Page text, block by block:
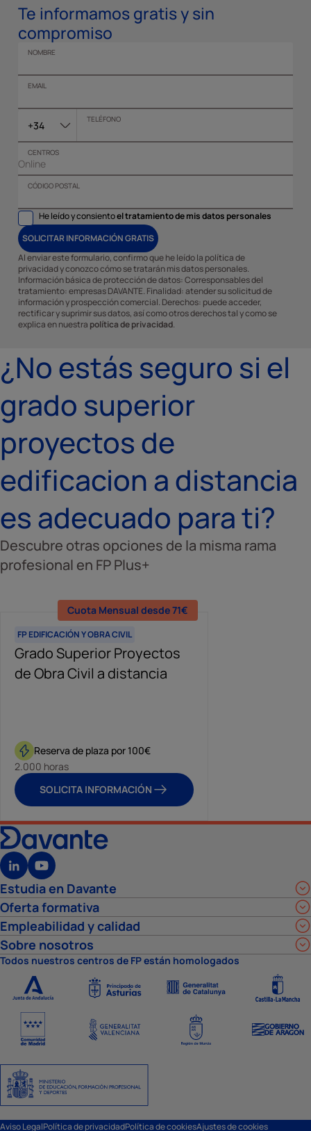
Te informamos gratis y sin
compromiso
NOMBRE
EMAIL
+34 TELÉFONO
CENTROS
CÓDIGO POSTAL
He leído y consientoel tratamiento de mis datos personales
SOLICITAR INFORMACIÓN GRATIS
Al enviar este formulario, confirmo que he leído la política de
privacidad y conozco cómo se tratarán mis datos personales.
Información básica de protección de datos: Corresponsables del
tratamiento: empresas DAVANTE. Finalidad: atender su solicitud de
información y prospección comercial. Derechos: puede acceder,
rectificar y suprimir sus datos, así como otros derechos tal y como se
explica en nuestra política de privacidad.
¿No estás seguro si el
grado superior
proyectos de
edificacion a distancia
es adecuado para ti?
Descubre otras opciones de la misma rama
profesional en FP Plus+
Cuota Mensual desde 71€
FP EDIFICACIÓN Y OBRA CIVIL
Grado Superior Proyectos
de Obra Civil a distancia
Reserva de plaza por 100€
2.000 horas
SOLICITA INFORMACIÓN
Estudia en Davante
Oferta formativa
Empleabilidad y calidad
Sobre nosotros
Todos nuestros centros de FP están homologados
Aviso LegalPolítica de privacidadPolítica de cookiesAjustes de cookies